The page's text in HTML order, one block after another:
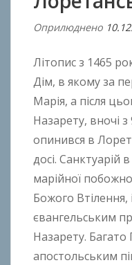
Оприлюднено
Літопис з 1465
Дім, в якому за
Марія, а після
Назарету, вночі
опинився в
досі. Санктуарій
марійної
Божого Втілення,
євангельським
Назарету. Багато
апостольським